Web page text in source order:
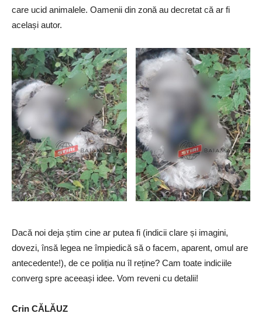
care ucid animalele. Oamenii din zonă au decretat că ar fi
același autor.
Dacă noi deja știm cine ar putea fi (indicii clare și imagini,
dovezi, însă legea ne împiedică să o facem, aparent, omul are
antecedente!), de ce poliția nu îl reține? Cam toate indiciile
converg spre aceeași idee. Vom reveni cu detalii!
Crin CĂLĂUZ